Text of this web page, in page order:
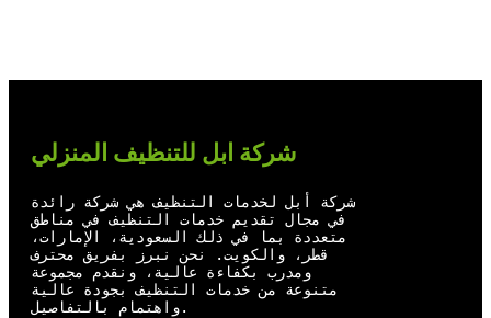
t
e
T
b
e
o
k
k
d
n
شركة ابل للتنظيف المنزلي
شركة أبل لخدمات التنظيف هي شركة رائدة
في مجال تقديم خدمات التنظيف في مناطق
متعددة بما في ذلك السعودية، الإمارات،
قطر، والكويت. نحن نبرز بفريق محترف
ومدرب بكفاءة عالية، ونقدم مجموعة
متنوعة من خدمات التنظيف بجودة عالية
واهتمام بالتفاصيل.